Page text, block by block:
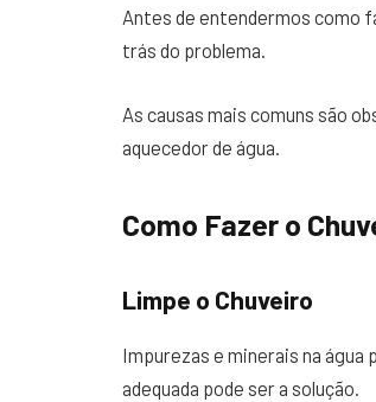
Antes de entendermos como
trás do problema.
As causas mais comuns são
aquecedor de água.
Como Fazer o
Limpe o Chuveiro
Impurezas e minerais na água
adequada pode ser a solução.